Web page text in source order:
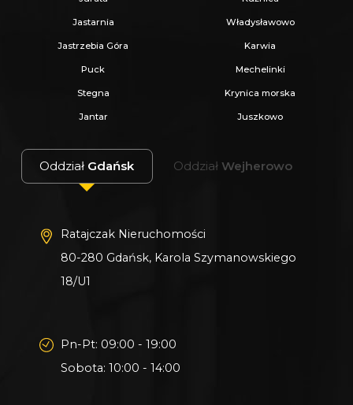
Jastarnia Władysławowo
Jastrzebia Góra Karwia
Puck Mechelinki
Stegna Krynica morska
Jantar Juszkowo
Oddział Gdańsk Oddział Wejherowo
Ratajczak Nieruchomości
80-280 Gdańsk, Karola Szymanowskiego
18/U1
Pn-Pt: 09:00 - 19:00
Sobota: 10:00 - 14:00